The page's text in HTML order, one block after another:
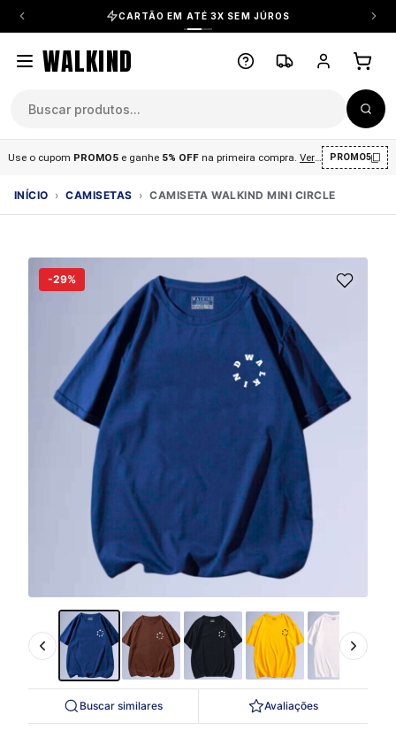
CARTÃO EM ATÉ 3X SEM JÚROS
WALKIND
Use o cupom PROMO5 e ganhe 5% OFF na primeira compra Ver condições .
PROMO5
INÍCIO › CAMISETAS › CAMISETA WALKIND MINI CIRCLE
-29%
Buscar similares Avaliações